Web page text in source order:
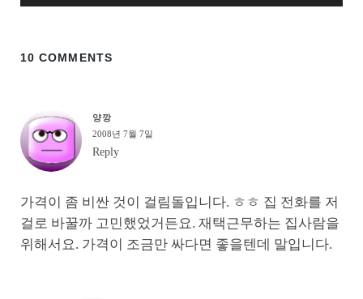
10 COMMENTS
양깡
2008년 7월 7일
Reply
가격이 좀 비싼 것이 걸림돌입니다. ㅎㅎ 집 전화를 저
걸로 바꿀까 고민했었거든요. 재택근무하는 집사람을
위해서요. 가격이 조금만 싸다면 좋을텐데 말입니다.